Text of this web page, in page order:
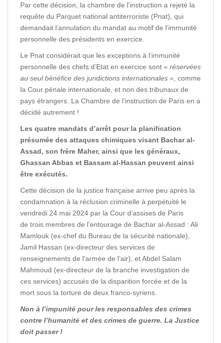
Par cette décision, la chambre de l’instruction a rejeté la
requête du Parquet national antiterroriste (Pnat), qui
demandait l’annulation du mandat au motif de l’immunité
personnelle des présidents en exercice.
Le Pnat considérait que les exceptions à l’immunité
personnelle des chefs d’Etat en exercice sont « réservées
au seul bénéfice des juridictions internationales » , comme
la Cour pénale internationale, et non des tribunaux de
pays étrangers. La Chambre de l’instruction de Paris en a
décidé autrement !
Les quatre mandats d’arrêt pour la planification
présumée des attaques chimiques visant Bachar al-
Assad, son frère Maher, ainsi que les généraux,
Ghassan Abbas et Bassam al-Hassan peuvent ainsi
être exécutés.
Cette décision de la justice française arrive peu après la
condamnation à la réclusion criminelle à perpétuité le
vendredi 24 mai 2024 par la Cour d’assises de Paris
de trois membres de l’entourage de Bachar al-Assad : Ali
Mamlouk (ex-chef du Bureau de la sécurité nationale),
Jamil Hassan (ex-directeur des services de
renseignements de l’armée de l’air), et Abdel Salam
Mahmoud (ex-directeur de la branche investigation de
ces services) accusés de la disparition forcée et de la
mort sous la torture de deux franco-syriens.
Non à l’impunité pour les responsables des crimes
contre l’humanité et des crimes de guerre. La Justice
doit passer !